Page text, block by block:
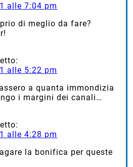
alle 7:04 pm
di meglio da fare?
alle 5:22 pm
a quanta immondizia
i margini dei canali…
alle 4:28 pm
la bonifica per queste